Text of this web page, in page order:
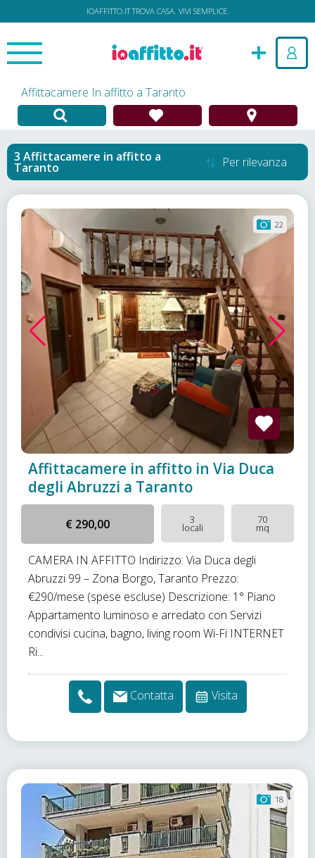
IOAFFITTO.IT TROVA CASA. VIVI SEMPLICE.
Affittacamere In affitto a Taranto
Affittacamere in affitto a
Taranto Per rilevanza
22
Affittacamere in affitto in Via Duca
degli Abruzzi a Taranto
€ 290,00 3
locali
70
mq
CAMERA IN AFFITTO Indirizzo: Via Duca degli
Abruzzi 99 – Zona Borgo, Taranto Prezzo:
€290/mese (spese escluse) Descrizione: 1° Piano
Appartamento luminoso e arredato con Servizi
condivisi cucina, bagno, living room Wi-Fi INTERNET
Ri...
Contatta Visita
18